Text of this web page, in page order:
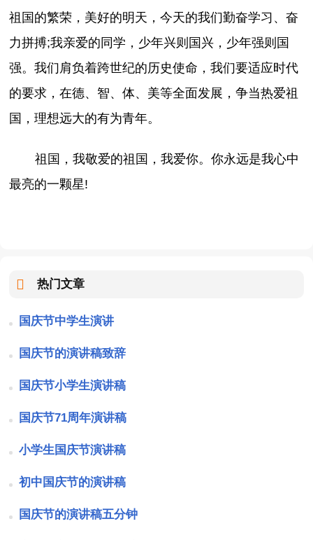
祖国的繁荣，美好的明天，今天的我们勤奋学习、奋
力拼搏;我亲爱的同学，少年兴则国兴，少年强则国
强。我们肩负着跨世纪的历史使命，我们要适应时代
的要求，在德、智、体、美等全面发展，争当热爱祖
国，理想远大的有为青年。
祖国，我敬爱的祖国，我爱你。你永远是我心中
最亮的一颗星!
热门文章
国庆节中学生演讲
国庆节的演讲稿致辞
国庆节小学生演讲稿
国庆节71周年演讲稿
小学生国庆节演讲稿
初中国庆节的演讲稿
国庆节的演讲稿五分钟